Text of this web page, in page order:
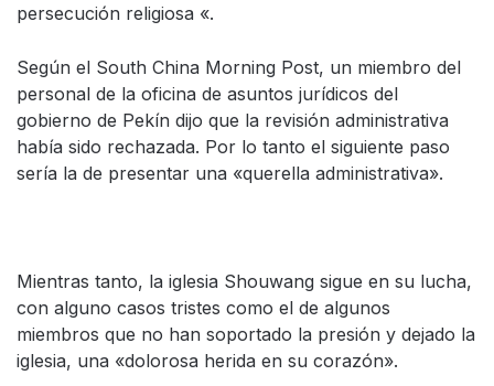
persecución religiosa «.
Según el South China Morning Post, un miembro del
personal de la oficina de asuntos jurídicos del
gobierno de Pekín dijo que la revisión administrativa
había sido rechazada. Por lo tanto el siguiente paso
sería la de presentar una «querella administrativa».
Mientras tanto, la iglesia Shouwang sigue en su lucha,
con alguno casos tristes como el de algunos
miembros que no han soportado la presión y dejado la
iglesia, una «dolorosa herida en su corazón».